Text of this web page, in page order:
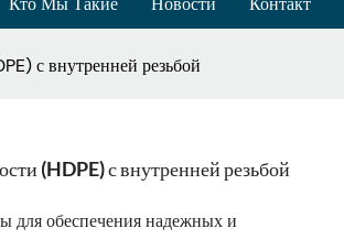
с внутренней резьбой
(HDPE) с внутренней резьбой
для обеспечения надежных и